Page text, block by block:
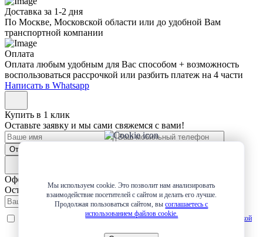
Доставка за 1-2 дня
По Москве, Московской области или до удобной Вам
транспортной компании
Оплата
Оплата любым удобным для Вас способом + возможность
воспользоваться рассрочкой или разбить платеж на 4 части
Написать в Whatsapp
Купить в 1 клик
Оставьте заявку и мы сами свяжемся с вами!
Отправить
Оформление заявки
Оставьте заявку и мы сами свяжемся с вами!
на обработку персональных данных в соответствии с
Политикой
Мы используем cookie. Это позволит нам анализировать
взаимодействие посетителей с сайтом и делать его лучше.
Продолжая пользоваться сайтом, высоглашаетесь с
использованием файлов cookie.